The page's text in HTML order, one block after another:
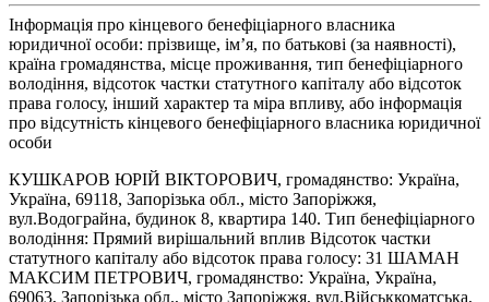
Інформація про кінцевого бенефіціарного власника
юридичної особи: прізвище, ім’я, по батькові (за наявності),
країна громадянства, місце проживання, тип бенефіціарного
володіння, відсоток частки статутного капіталу або відсоток
права голосу, інший характер та міра впливу, або інформація
про відсутність кінцевого бенефіціарного власника юридичної
особи
КУШКАРОВ ЮРІЙ ВІКТОРОВИЧ, громадянство: Україна,
Україна, 69118, Запорізька обл., місто Запоріжжя,
вул.Водограйна, будинок 8, квартира 140. Тип бенефіціарного
володіння: Прямий вирішальний вплив Відсоток частки
статутного капіталу або відсоток права голосу: 31 ШАМАН
МАКСИМ ПЕТРОВИЧ, громадянство: Україна, Україна,
69063, Запорізька обл., місто Запоріжжя, вул.Військкоматська,